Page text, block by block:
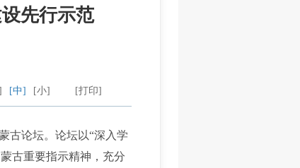
先行示范
[打印]
[中] [小]
古论坛。论坛以“深入学
古重要指示精神，充分